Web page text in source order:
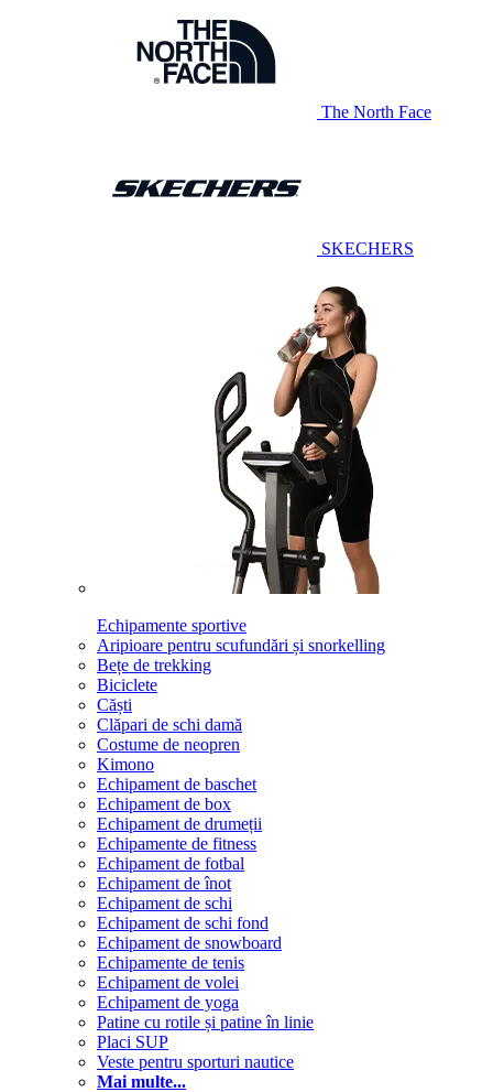
The North Face
SKECHERS
Echipamente sportive
Aripioare pentru scufundări și snorkelling
Bețe de trekking
Biciclete
Căști
Clăpari de schi damă
Costume de neopren
Kimono
Echipament de baschet
Echipament de box
Echipament de drumeții
Echipamente de fitness
Echipament de fotbal
Echipament de înot
Echipament de schi
Echipament de schi fond
Echipament de snowboard
Echipamente de tenis
Echipament de volei
Echipament de yoga
Patine cu rotile și patine în linie
Placi SUP
Veste pentru sporturi nautice
Mai multe...